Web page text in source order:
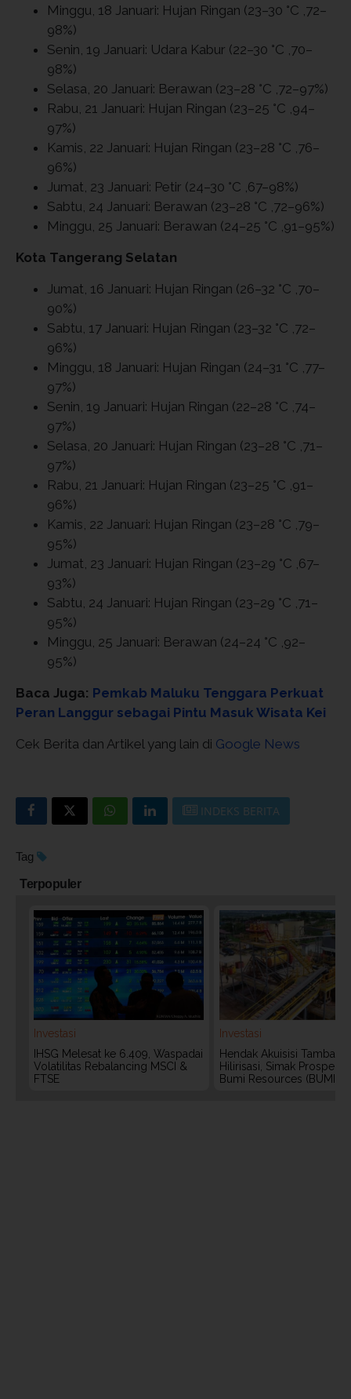
Minggu, 18 Januari: Hujan Ringan (23–30 °C ,72–
98%)
Senin, 19 Januari: Udara Kabur (22–30 °C ,70–
98%)
Selasa, 20 Januari: Berawan (23–28 °C ,72–97%)
Rabu, 21 Januari: Hujan Ringan (23–25 °C ,94–
97%)
Kamis, 22 Januari: Hujan Ringan (23–28 °C ,76–
96%)
Jumat, 23 Januari: Petir (24–30 °C ,67–98%)
Sabtu, 24 Januari: Berawan (23–28 °C ,72–96%)
Minggu, 25 Januari: Berawan (24–25 °C ,91–95%)
Kota Tangerang Selatan
Jumat, 16 Januari: Hujan Ringan (26–32 °C ,70–
90%)
Sabtu, 17 Januari: Hujan Ringan (23–32 °C ,72–
96%)
Minggu, 18 Januari: Hujan Ringan (24–31 °C ,77–
97%)
Senin, 19 Januari: Hujan Ringan (22–28 °C ,74–
97%)
Selasa, 20 Januari: Hujan Ringan (23–28 °C ,71–
97%)
Rabu, 21 Januari: Hujan Ringan (23–25 °C ,91–
96%)
Kamis, 22 Januari: Hujan Ringan (23–28 °C ,79–
95%)
Jumat, 23 Januari: Hujan Ringan (23–29 °C ,67–
93%)
Sabtu, 24 Januari: Hujan Ringan (23–29 °C ,71–
95%)
Minggu, 25 Januari: Berawan (24–24 °C ,92–
95%)
Baca Juga: Pemkab Maluku Tenggara Perkuat
Peran Langgur sebagai Pintu Masuk Wisata Kei
Cek Berita dan Artikel yang lain di Google News
INDEKS BERITA
Tag
Terpopuler
Investasi
IHSG Melesat ke 6.409, Waspadai
Volatilitas Rebalancing MSCI &
FTSE
Investasi
Hendak Akuisisi
Hilirisasi, Simak Prospek
Bumi Resources (BUMI)